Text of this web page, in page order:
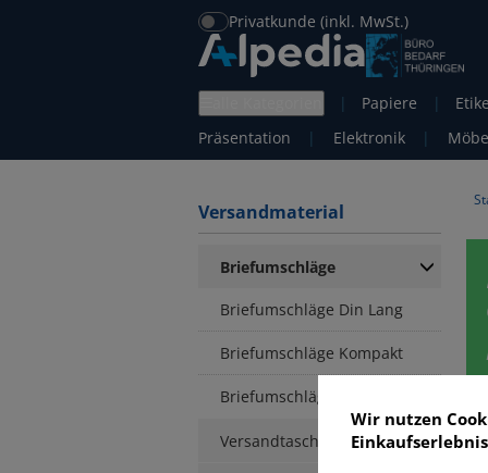
Privatkunde (inkl. MwSt.)
| Papiere |
Präsentation
| Elektronik |
Versandmaterial
Briefumschläge
Briefumschläge Din Lang
Briefumschläge Kompakt
Briefumschläge C6
Versandtaschen
Wir nutzen